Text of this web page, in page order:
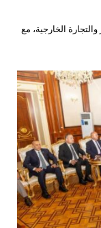
الخارجية، مع